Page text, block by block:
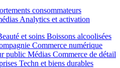
consommateurs
Analytics et activation
et soins Boissons alcoolisées
Commerce numérique
public Médias Commerce de détail
Techn et biens durables